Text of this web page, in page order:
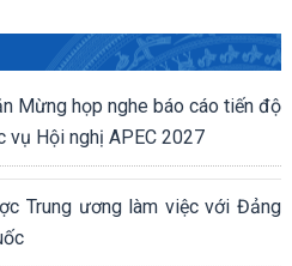
Mừng họp nghe báo cáo tiến độ
vụ Hội nghị APEC 2027
Trung ương làm việc với Đảng